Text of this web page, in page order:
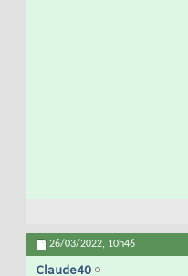
26/03/2022, 10h46
Claude40